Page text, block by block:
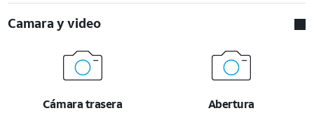
Camara y video
Cámara trasera
Abertura